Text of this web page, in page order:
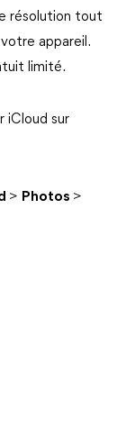
résolution tout
appareil.
limité.
iCloud sur
> Photos >